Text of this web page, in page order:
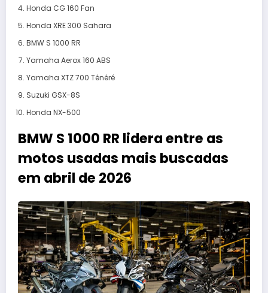
Honda CG 160 Fan
Honda XRE 300 Sahara
BMW S 1000 RR
Yamaha Aerox 160 ABS
Yamaha XTZ 700 Ténéré
Suzuki GSX-8S
Honda NX-500
BMW S 1000 RR lidera entre as
motos usadas mais buscadas
em abril de 2026